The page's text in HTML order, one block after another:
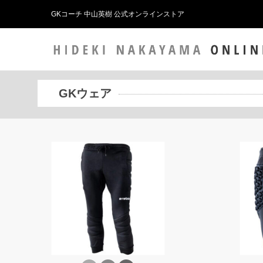
GKコーチ 中山英樹 公式オンラインストア
GKウェア